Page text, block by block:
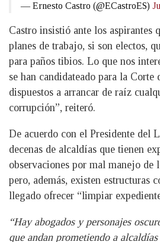
— Ernesto Castro (@ECastroES)
Castro insistió ante los aspirantes
planes de trabajo, si son electos,
para paños tibios. Lo que nos
se han candidateado para la Corte
dispuestos a arrancar de raíz
corrupción”, reiteró.
De acuerdo con el Presidente del
decenas de alcaldías que tienen
observaciones por mal manejo de
pero, además, existen estructuras
llegado ofrecer “limpiar
“Hay abogados y personajes
que andan prometiendo a